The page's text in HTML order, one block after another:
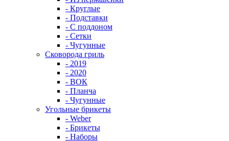
- Круглые
- Подставки
- С поддоном
- Сетки
- Чугунные
Сковорода гриль
- 2019
- 2020
- ВОК
- Планча
- Чугунные
Угольные брикеты
- Weber
- Брикеты
- Наборы